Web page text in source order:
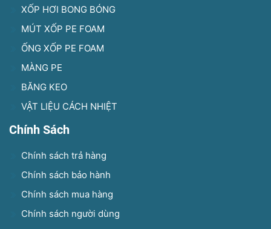
XỐP HƠI BONG BÓNG
MÚT XỐP PE FOAM
ỐNG XỐP PE FOAM
MÀNG PE
BĂNG KEO
VẬT LIỆU CÁCH NHIỆT
Chính Sách
Chính sách trả hàng
Chính sách bảo hành
Chính sách mua hàng
Chính sách người dùng